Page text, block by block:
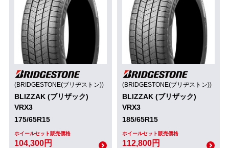
(BRIDGESTONE(ブリヂストン))
BLIZZAK (ブリザック)
VRX3
175/65R15
ホイールセット販売価格
104,300円
(BRIDGESTONE(ブリヂストン))
BLIZZAK (ブリザック)
VRX3
185/65R15
ホイールセット販売価格
112,800円